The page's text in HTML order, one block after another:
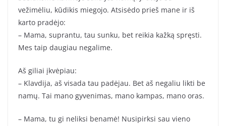
vežimėliu, kūdikis miegojo. Atsisėdo prieš mane ir iš
karto pradėjo:
– Mama, suprantu, tau sunku, bet reikia kažką spręsti.
Mes taip daugiau negalime.
Aš giliai įkvėpiau:
– Klavdija, aš visada tau padėjau. Bet aš negaliu likti be
namų. Tai mano gyvenimas, mano kampas, mano oras.
– Mama, tu gi neliksi benamė! Nusipirksi sau vieno